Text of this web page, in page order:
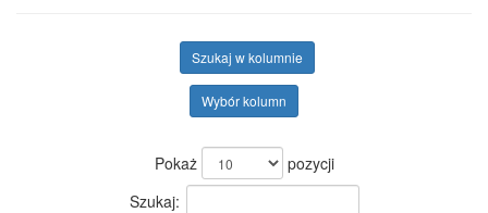
Szukaj w kolumnie
Wybór kolumn
Pokaż
pozycji
Szukaj: